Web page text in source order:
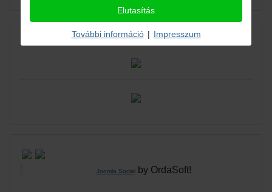
KAPCSOLAT VELÜNK / CONTACT US:
Joomla Socialby OrdaSoft!
Elutasítás
További információ | Impresszum